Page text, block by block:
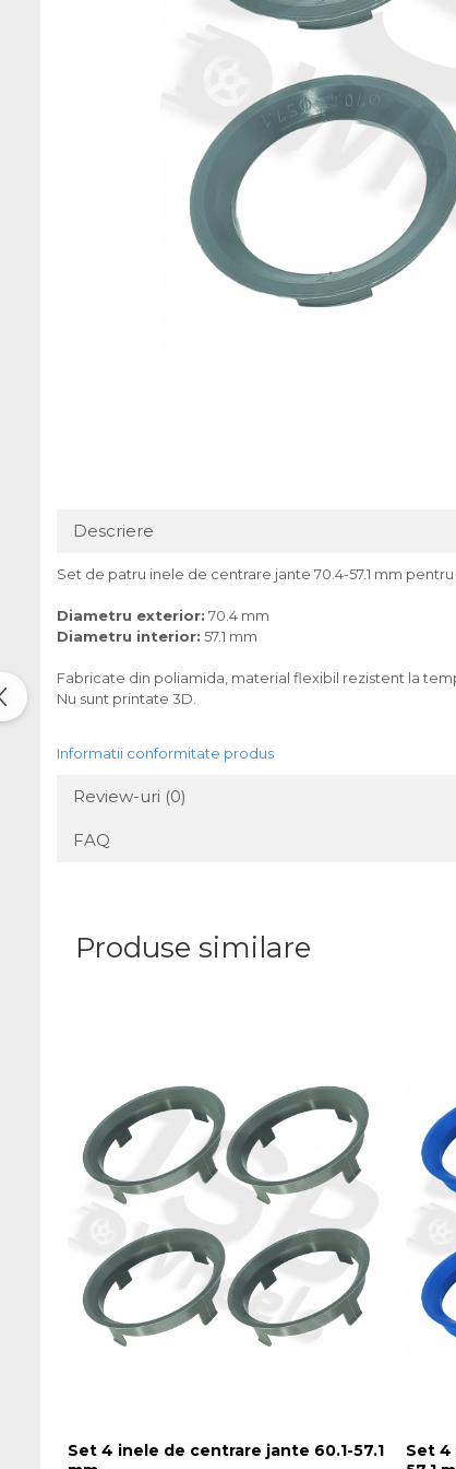
Descriere
Set de patru inele de centrare jante 70.4-57.1 mm
Diametru exterior: 70.4 mm
Diametru interior: 57.1 mm
Fabricate din poliamida, material flexibil rezistent la
Nu sunt printate 3D.
Informatii conformitate produs
Review-uri (0)
FAQ
Produse similare
Set 4 inele de centrare jante 60.1-57.1
Set 4